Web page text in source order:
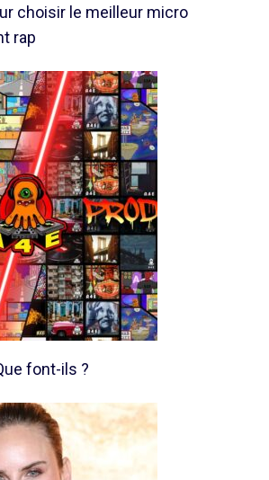
choisir le meilleur micro
rap
font-ils ?